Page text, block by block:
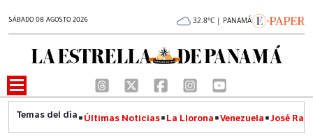
SÁBADO 08 AGOSTO 2026 32.8°C | PANAMÁ
Últimas Noticias La Llorona Venezuela José